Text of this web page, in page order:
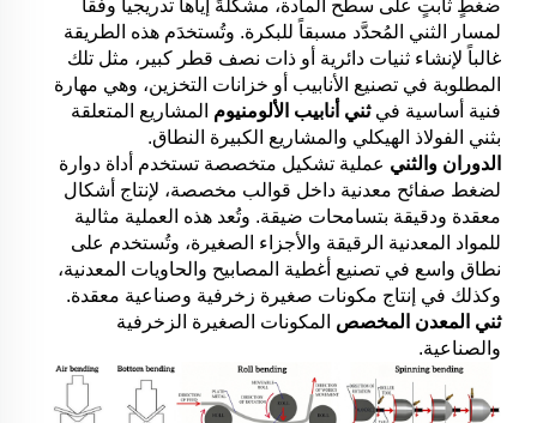
ضغطٍ ثابتٍ على سطح المادة، مشكِّلةً إياها تدريجياً وفقاً
لمسار الثني المُحدَّد مسبقاً للبكرة. وتُستخدَم هذه الطريقة
غالباً لإنشاء ثنيات دائرية أو ذات نصف قطر كبير، مثل تلك
المطلوبة في تصنيع الأنابيب أو خزانات التخزين، وهي مهارة
فنية أساسية فيثني أنابيب الألومنيوم المشاريع المتعلقة
بثني الفولاذ الهيكلي والمشاريع الكبيرة النطاق.
الدوران والثني عملية تشكيل متخصصة تستخدم أداة دوارة
لضغط صفائح معدنية داخل قوالب مخصصة، لإنتاج أشكال
معقدة ودقيقة بتسامحات ضيقة. وتُعد هذه العملية مثالية
للمواد المعدنية الرقيقة والأجزاء الصغيرة، وتُستخدم على
نطاق واسع في تصنيع أغطية المصابيح والحاويات المعدنية،
وكذلك في إنتاج مكونات صغيرة زخرفية وصناعية معقدة.
ثني المعدن المخصص المكونات الصغيرة الزخرفية
والصناعية.